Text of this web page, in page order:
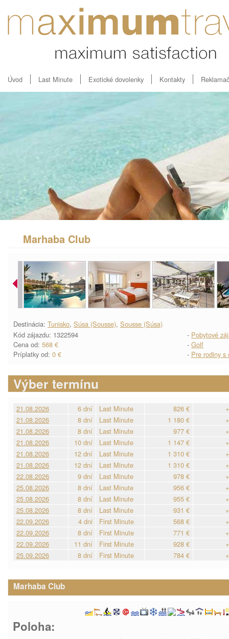
Úvod Last Minute Exotické dovolenky Kontakty
Marhaba Club
Destinácia: Tunisko, Súsa (Sousse), Sousse (Súsa)
Kód zájazdu: 1322594
Cena od: 568 €
Príplatky od: 0 €
- Pobytové
- Golf
- Pre rodiny s
Výber termínu
21.08.2026 6 dní Last Minute 826 €
21.08.2026
8 dní Last Minute 1 180 €
21.08.2026
8 dní Last Minute 977 €
21.08.2026
10 dní Last Minute 1 147 €
21.08.2026
12 dní Last Minute 1 310 €
21.08.2026
12 dní Last Minute 1 310 €
22.08.2026
9 dní Last Minute 978 €
25.08.2026
8 dní Last Minute 956 €
25.08.2026
8 dní Last Minute 955 €
25.08.2026
8 dní Last Minute 931 €
22.09.2026
4 dni First Minute 568 €
22.09.2026
8 dní First Minute 771 €
22.09.2026
11 dní First Minute 928 €
25.09.2026
8 dní First Minute 784 €
Marhaba Club
Poloha: